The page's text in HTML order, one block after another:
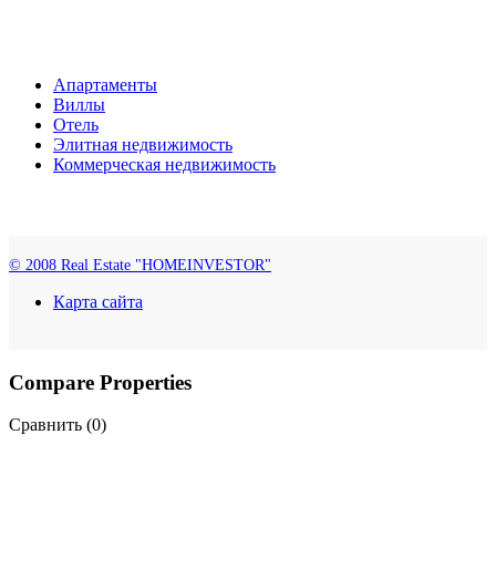
Апартаменты
Виллы
Отель
Элитная недвижимость
Коммерческая недвижимость
© 2008 Real Estate "HOMEINVESTOR"
Карта сайта
Compare Properties
Сравнить (0)